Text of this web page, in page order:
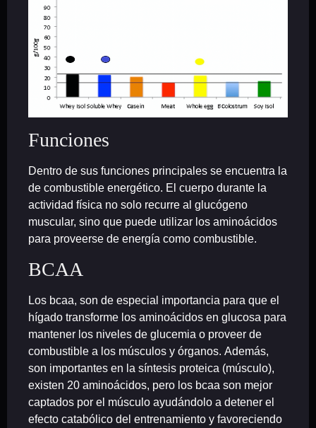
Funciones
Dentro de sus funciones principales se encuentra la
de combustible energético. El cuerpo durante la
actividad física no solo recurre al glucógeno
muscular, sino que puede utilizar los aminoácidos
para proveerse de energía como combustible.
BCAA
Los bcaa, son de especial importancia para que el
hígado transforme los aminoácidos en glucosa para
mantener los niveles de glucemia o proveer de
combustible a los músculos y órganos. Además,
son importantes en la síntesis proteica (músculo),
existen 20 aminoácidos, pero los bcaa son mejor
captados por el músculo ayudándolo a detener el
efecto catabólico del entrenamiento y favoreciendo